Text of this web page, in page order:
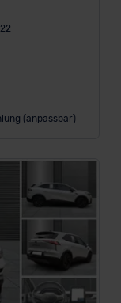
(anpassbar)